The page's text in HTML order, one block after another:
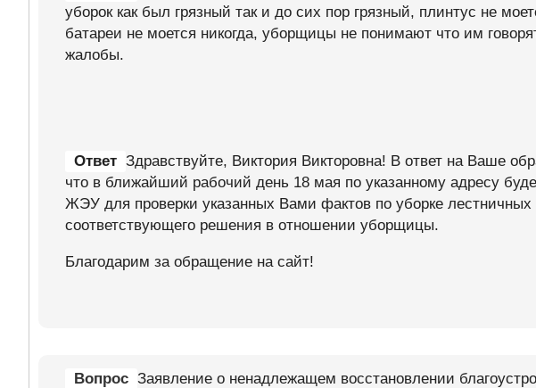
уборок как был грязный так и до сих пор грязный, плинтус не
батареи не моется никогда, уборщицы не понимают что им
жалобы.
Ответ Здравствуйте, Виктория Викторовна! В ответ на Ваше
что в ближайший рабочий день 18 мая по указанному адресу
ЖЭУ для проверки указанных Вами фактов по уборке лестничных
соответствующего решения в отношении уборщицы.
Благодарим за обращение на сайт!
Вопрос Заявление о ненадлежащем восстановлении